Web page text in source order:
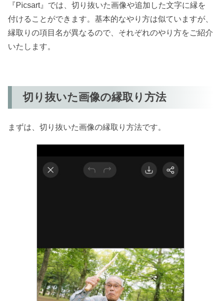
『Picsart』では、切り抜いた画像や追加した文字に縁を
付けることができます。基本的なやり方は似ていますが、
縁取りの項目名が異なるので、それぞれのやり方をご紹介
いたします。
切り抜いた画像の縁取り方法
まずは、切り抜いた画像の縁取り方法です。